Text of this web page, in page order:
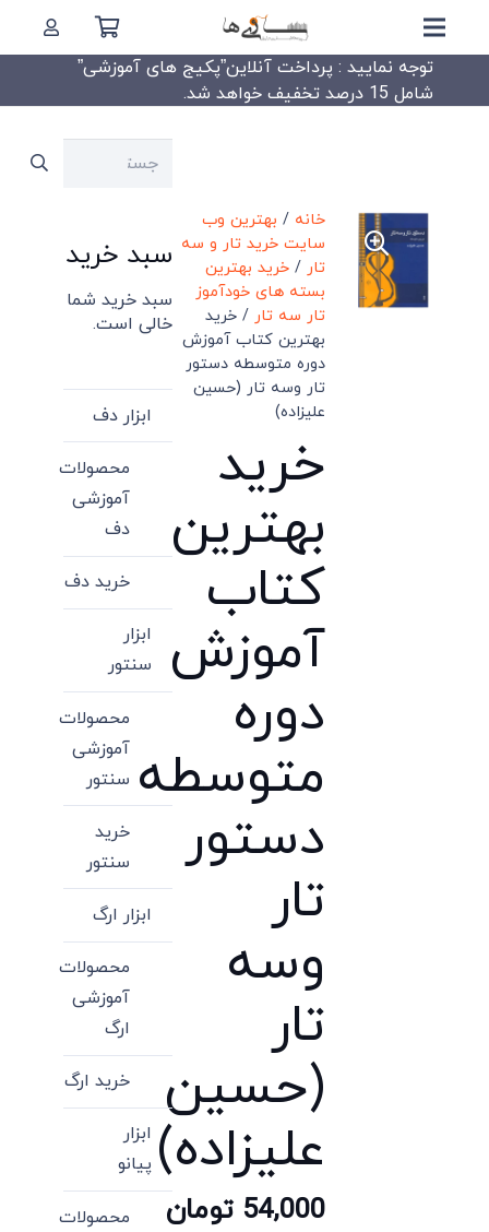
توجه نمایید : پرداخت آنلاین”پکیج های آموزشی”
شامل 15 درصد تخفیف خواهد شد.
خانه / بهترین وب
سایت خرید تار و سه
تار /خرید بهترین
بسته های خودآموز
تار سه تار / خرید
بهترین کتاب آموزش
دوره متوسطه دستور
تار وسه تار (حسین
علیزاده)
خرید
بهترین
کتاب
آموزش
دوره
متوسطه
دستور
تار
وسه
تار
(حسین
علیزاده)
54,000 تومان
جستجو
سبد خرید
سبد خرید شما
خالی است.
ابزار دف
محصولات
آموزشی
دف
خرید دف
ابزار
سنتور
محصولات
آموزشی
سنتور
خرید
سنتور
ابزار ارگ
محصولات
آموزشی
ارگ
خرید ارگ
ابزار
پیانو
محصولات